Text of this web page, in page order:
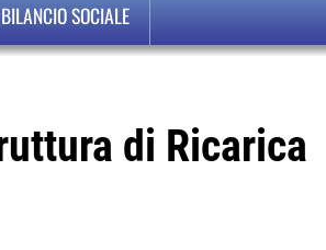
BILANCIO SOCIALE
di Ricarica